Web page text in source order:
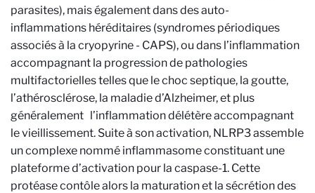
parasites), mais également dans des auto-
inflammations héréditaires (syndromes périodiques
associés à la cryopyrine - CAPS), ou dans l’inflammation
accompagnant la progression de pathologies
multifactorielles telles que le choc septique, la goutte,
l’athérosclérose, la maladie d’Alzheimer, et plus
généralement l’inflammation délétère accompagnant
le vieillissement. Suite à son activation, NLRP3 assemble
un complexe nommé inflammasome constituant une
plateforme d’activation pour la caspase-1. Cette
protéase contôle alors la maturation et la sécrétion des